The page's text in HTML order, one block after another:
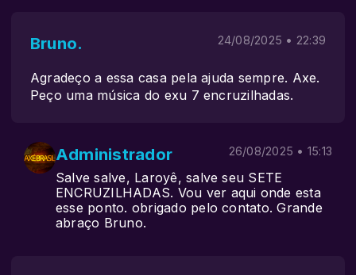
Bruno. 24/08/2025 • 22:39
Agradeço a essa casa pela ajuda sempre. Axe.
Peço uma música do exu 7 encruzilhadas.
Administrador 26/08/2025 • 15:13
Salve salve, Laroyê, salve seu SETE
ENCRUZILHADAS. Vou ver aqui onde esta
esse ponto. obrigado pelo contato. Grande
abraço Bruno.